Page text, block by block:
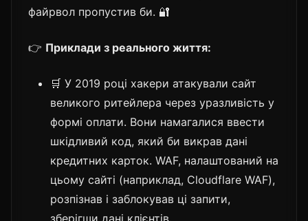
файрвол пропустив би. 🔐
👉 Приклади з реального життя:
🛒 У 2019 році хакери атакували сайт
великого ритейлера через уразливість у
формі оплати. Вони намагалися ввести
шкідливий код, який би викрав дані
кредитних карток. WAF, налаштований на
цьому сайті (наприклад, Cloudflare WAF),
розпізнав і заблокував ці запити,
зберігши дані клієнтів.